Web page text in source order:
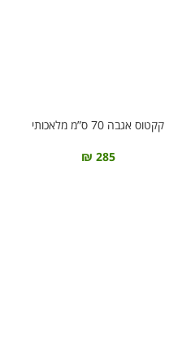
קקטוס אגבה 70 ס”מ מלאכותי
₪ 285